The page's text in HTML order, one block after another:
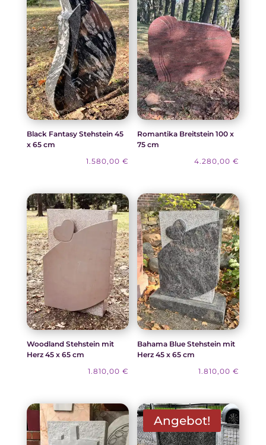
Black Fantasy Stehstein 45
x 65 cm
1.580,00 €
Romantika Breitstein 100 x
75 cm
4.280,00€
Woodland Stehstein mit
Herz 45 x 65 cm
1.810,00 €
Bahama Blue Stehstein mit
Herz 45 x 65 cm
1.810,00€
Angebot!